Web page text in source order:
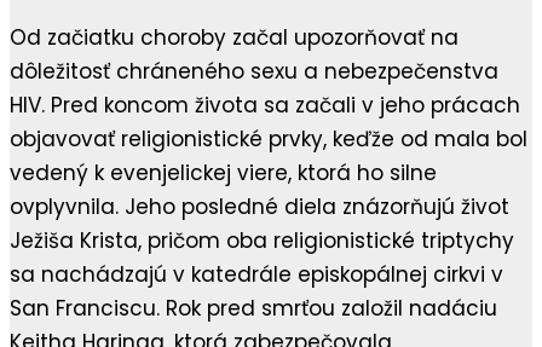
Od začiatku choroby začal upozorňovať na
dôležitosť chráneného sexu a nebezpečenstva
HIV. Pred koncom života sa začali v jeho prácach
objavovať religionistické prvky, keďže od mala bol
vedený k evenjelickej viere, ktorá ho silne
ovplyvnila. Jeho posledné diela znázorňujú život
Ježiša Krista, pričom oba religionistické triptychy
sa nachádzajú v katedrále episkopálnej cirkvi v
San Franciscu. Rok pred smrťou založil nadáciu